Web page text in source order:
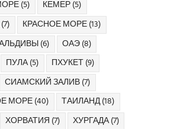
(5) КЕМЕР(5)
(7) КРАСНОЕ МОРЕ(13)
(6) ОАЭ(8)
ПУЛА(5) ПХУКЕТ(9)
СИАМСКИЙ ЗАЛИВ(7)
МОРЕ(40) ТАИЛАНД(18)
ХОРВАТИЯ (7) ХУРГАДА(7)